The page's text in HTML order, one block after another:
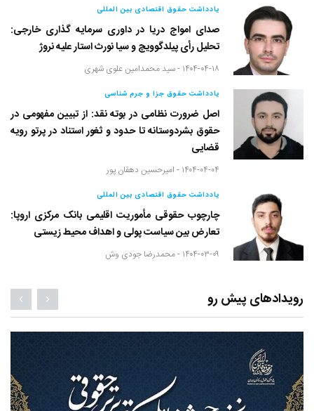
یادداشت حقوق اقتصادی بین المللی
صدای امواج دریا در داوری سرمایه گذاری خارجی:
تحلیل رأی پیلدگوویچ و سیا نورث استار علیه نروژ
۱۴۰۴-۰۴-۱۸ - سید محمدامین علوی شهری
یادداشت حقوق جزا و جرم شناسی
اصل ضرورت نظامی در بوته نقد: از تبیین مفهومی در
حقوق بشردوستانه تا حدود و ثغور استناد در پرتو رویه
قضایی
۱۴۰۴-۰۴-۰۴ - امیرحسین دهقان پور
یادداشت حقوق اقتصادی بین المللی
چارچوب حقوقی مأموریت اقلیمی بانک مرکزی اروپا:
تعارض بین سیاست پولی و اهداف محیط زیستی
۱۴۰۴-۰۳-۰۹ - محمدرضا جودی وش
رویدادهای پیش رو